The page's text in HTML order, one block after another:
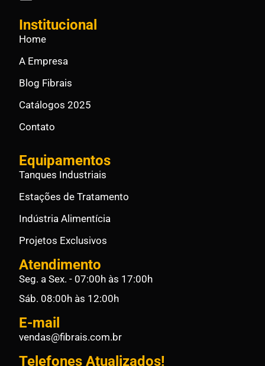
Institucional
Home
A Empresa
Blog Fibrais
Catálogos 2025
Contato
Equipamentos
Tanques Industriais
Estações de Tratamento
Indústria Alimentícia
Projetos Exclusivos
Atendimento
Seg. a Sex. - 07:00h às 17:00h
Sáb. 08:00h às 12:00h
E-mail
vendas@fibrais.com.br
Telefones Atualizados!